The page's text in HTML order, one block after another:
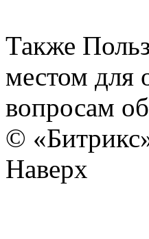
Также
местом для
вопросам
©
Наверх